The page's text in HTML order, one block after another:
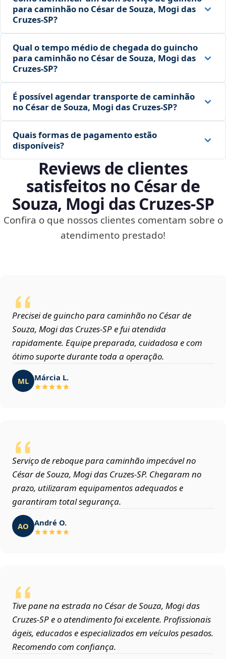
para caminhão no César de Souza, Mogi das
Cruzes‑SP?
Qual o tempo médio de chegada do guincho
para caminhão no César de Souza, Mogi das
Cruzes‑SP?
É possível agendar transporte de caminhão
no César de Souza, Mogi das Cruzes‑SP?
Quais formas de pagamento estão
disponíveis?
Reviews de clientes
satisfeitos no César de
Souza, Mogi das Cruzes‑SP
Confira o que nossos clientes comentam sobre o
atendimento prestado!
Precisei de guincho para caminhão no César de
Souza, Mogi das Cruzes‑SP e fui atendida
rapidamente. Equipe preparada, cuidadosa e com
ótimo suporte durante toda a operação.
ML Márcia L.
Serviço de reboque para caminhão impecável no
César de Souza, Mogi das Cruzes‑SP. Chegaram no
prazo, utilizaram equipamentos adequados e
garantiram total segurança.
AO André O.
Tive pane na estrada no César de Souza, Mogi das
Cruzes‑SP e o atendimento foi excelente. Profissionais
ágeis, educados e especializados em veículos pesados.
Recomendo com confiança.